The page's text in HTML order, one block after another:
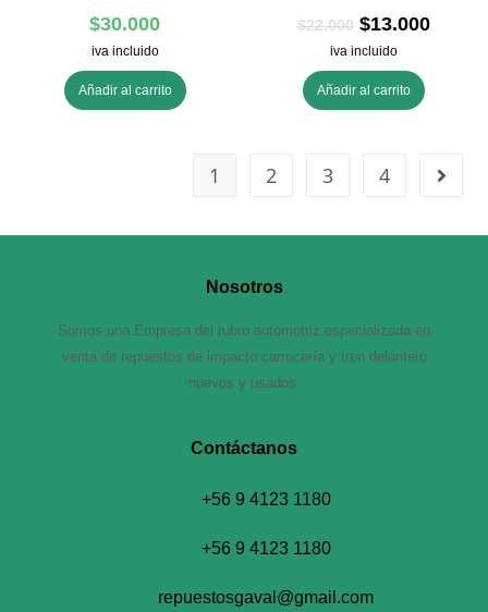
$30.000
iva incluido
Añadir al carrito
$22.000 $13.000
iva incluido
Añadir al carrito
1 2 3 4
Nosotros
Somos una Empresa del rubro automotriz especializada en
venta de repuestos de impacto carrocería y tren delantero
nuevos y usados.
Contáctanos​
+56 9 4123 1180
+56 9 4123 1180
repuestosgaval@gmail.com